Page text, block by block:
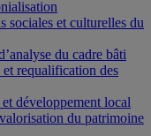
sociales et culturelles du
du cadre bâti
requalification des
développement local
du patrimoine